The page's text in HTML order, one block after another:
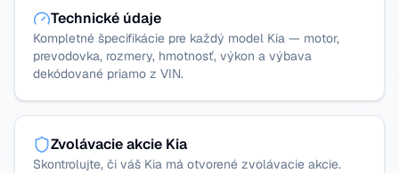
Technické údaje
Kompletné špecifikácie pre každý model Kia — motor,
prevodovka, rozmery, hmotnosť, výkon a výbava
dekódované priamo z VIN.
Zvolávacie akcie Kia
Skontrolujte, či váš Kia má otvorené zvolávacie akcie.